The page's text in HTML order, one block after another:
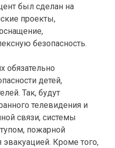
был сделан на
проекты,
безопасность.
обязательно
детей,
Так, будут
телевидения и
связи, системы
пожарной
эвакуацией. Кроме того,